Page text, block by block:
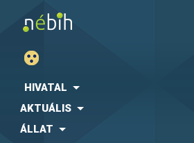
HIVATAL
AKTUÁLIS
ÁLLAT